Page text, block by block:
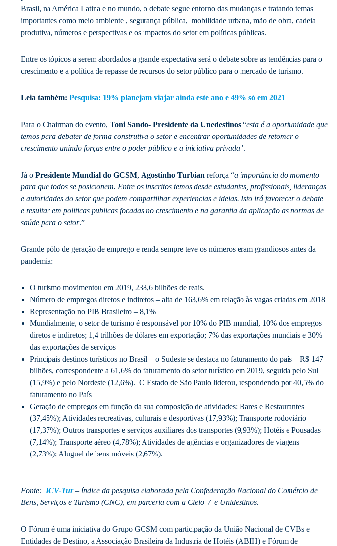
Brasil, na América Latina e no mundo, o debate segue entorno das mudanças e tratando temas
importantes como meio ambiente , segurança pública, mobilidade urbana, mão de obra, cadeia
produtiva, números e perspectivas e os impactos do setor em políticas públicas.
Entre os tópicos a serem abordados a grande expectativa será o debate sobre as tendências para o
crescimento e a política de repasse de recursos do setor público para o mercado de turismo.
Leia também: Pesquisa: 19% planejam viajar ainda este ano e 49% só em 2021
Para o Chairman do evento, Toni Sando- Presidente da Unedestinos “esta é a oportunidade que
temos para debater de forma construtiva o setor e encontrar oportunidades de retomar o
crescimento unindo forças entre o poder público e a iniciativa privada”.
Já o Presidente Mundial do GCSM, Agostinho Turbian reforça “a importância do momento
para que todos se posicionem. Entre os inscritos temos desde estudantes, profissionais, lideranças
e autoridades do setor que podem compartilhar experiencias e ideias. Isto irá favorecer o debate
e resultar em politicas publicas focadas no crescimento e na garantia da aplicação as normas de
saúde para o setor.”
Grande pólo de geração de emprego e renda sempre teve os números eram grandiosos antes da
pandemia:
O turismo movimentou em 2019, 238,6 bilhões de reais.
Número de empregos diretos e indiretos – alta de 163,6% em relação às vagas criadas em 2018
Representação no PIB Brasileiro – 8,1%
Mundialmente, o setor de turismo é responsável por 10% do PIB mundial, 10% dos empregos
diretos e indiretos; 1,4 trilhões de dólares em exportação; 7% das exportações mundiais e 30%
das exportações de serviços
Principais destinos turísticos no Brasil – o Sudeste se destaca no faturamento do país – R$ 147
bilhões, correspondente a 61,6% do faturamento do setor turístico em 2019, seguida pelo Sul
(15,9%) e pelo Nordeste (12,6%). O Estado de São Paulo liderou, respondendo por 40,5% do
faturamento no País
Geração de empregos em função da sua composição de atividades: Bares e Restaurantes
(37,45%); Atividades recreativas, culturais e desportivas (17,93%); Transporte rodoviário
(17,37%); Outros transportes e serviços auxiliares dos transportes (9,93%); Hotéis e Pousadas
(7,14%); Transporte aéreo (4,78%); Atividades de agências e organizadores de viagens
(2,73%); Aluguel de bens móveis (2,67%).
Fonte: ICV-Tur– índice da pesquisa elaborada pela Confederação Nacional do Comércio de
Bens, Serviços e Turismo (CNC), em parceria com a Cielo / e Unidestinos.
O Fórum é uma iniciativa do Grupo GCSM com participação da União Nacional de CVBs e
Entidades de Destino, a Associação Brasileira da Industria de Hotéis (ABIH) e Fórum de